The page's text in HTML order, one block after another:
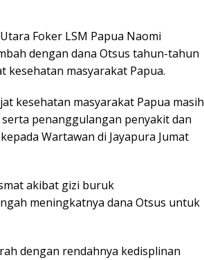
Foker LSM Papua Naomi
dengan dana Otsus tahun-tahun
kesehatan masyarakat Papua.
kesehatan masyarakat Papua masih
penanggulangan penyakit dan
Wartawan di Jayapura Jumat
akibat gizi buruk
meningkatnya dana Otsus untuk
dengan rendahnya kedisplinan